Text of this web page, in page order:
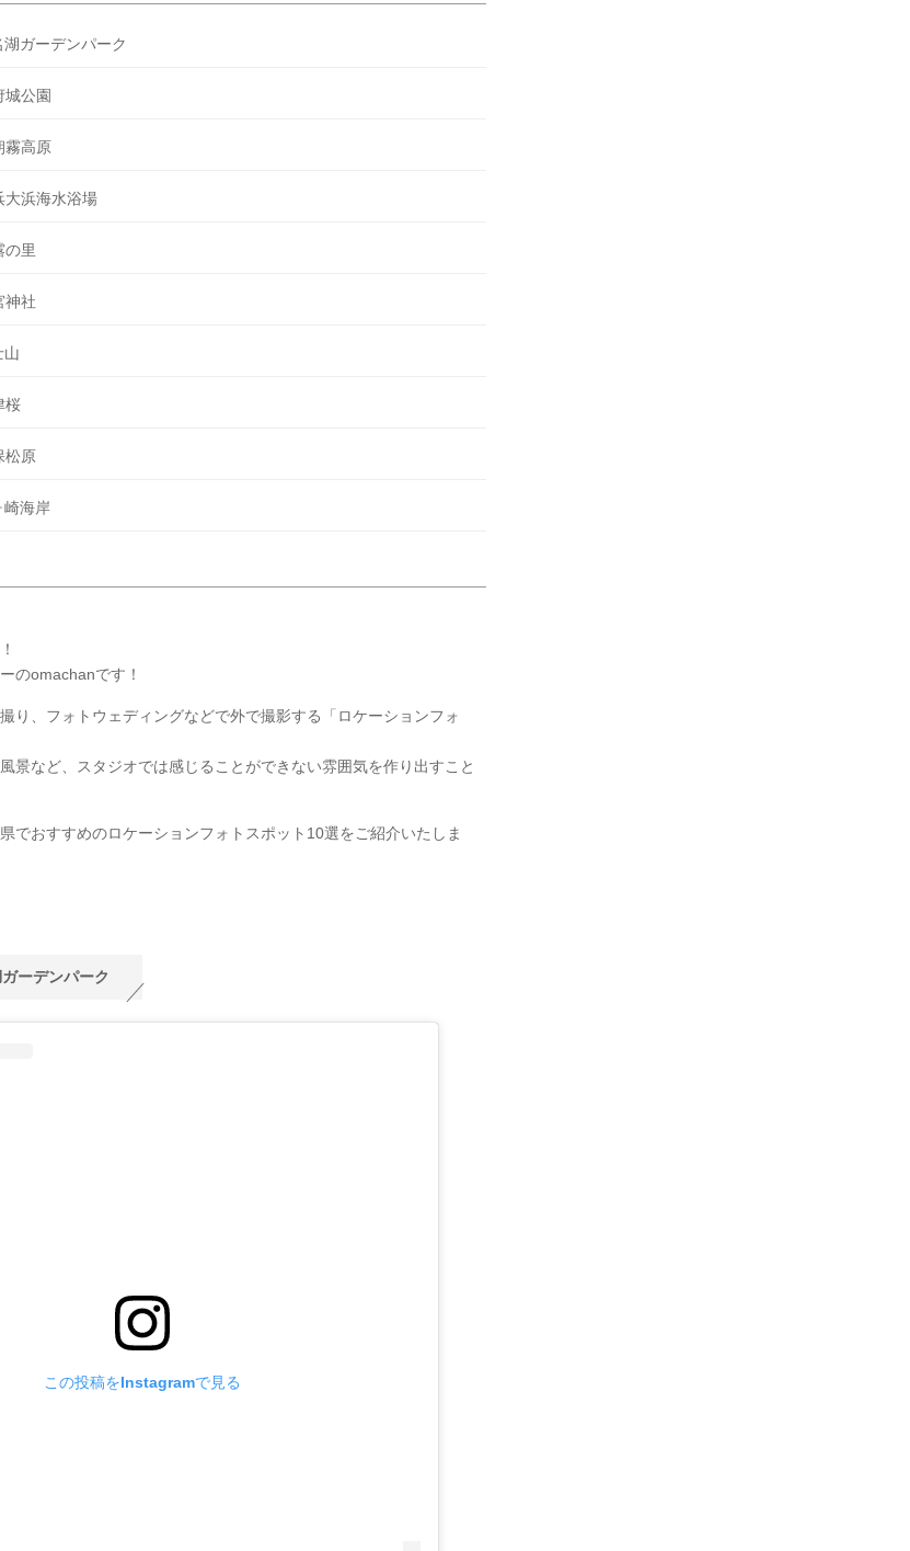
湖ガーデンパーク
城公園
霧高原
大浜海水浴場
の里
神社
山
桜
松原
崎海岸
のomachanです！
り、フォトウェディングなどで外で撮影する「ロケーションフォ
景など、スタジオでは感じることができない雰囲気を作り出すこと
でおすすめのロケーションフォトスポット10選をご紹介いたしま
ガーデンパーク
この投稿をInstagramで見る